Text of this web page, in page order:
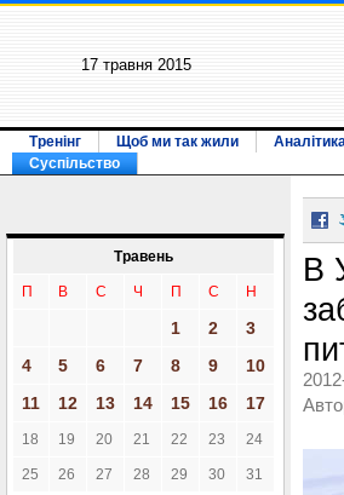
17 травня 2015
Тренінг Щоб ми так жили
Суспільство
Травень
П В С Ч П С Н
1 2
3
4
5 6 7 8 9
10
11
12 13 14 15 16 17
18 19 20 21 22 23 24
25 26 27 28 29 30 31
В